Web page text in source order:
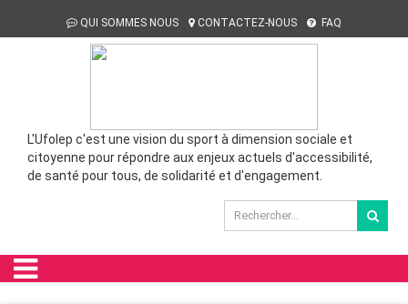
QUI SOMMES NOUS CONTACTEZ-NOUS FAQ
L'Ufolep c'est une vision du sport à dimension sociale et
citoyenne pour répondre aux enjeux actuels d'accessibilité,
de santé pour tous, de solidarité et d'engagement.